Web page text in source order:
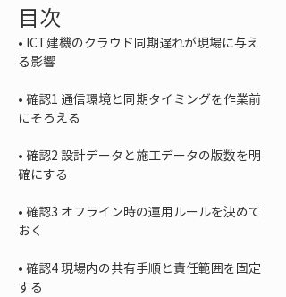
目次
• ICT建機のクラウド同期遅れが現場に与え
• 確認1 通信環境と同期タイミングを作業前
• 確認2 設計データと施工データの版数を明
• 確認3 オフライン時の運用ルールを決めて
• 確認4 現場内の共有手順と責任範囲を固定